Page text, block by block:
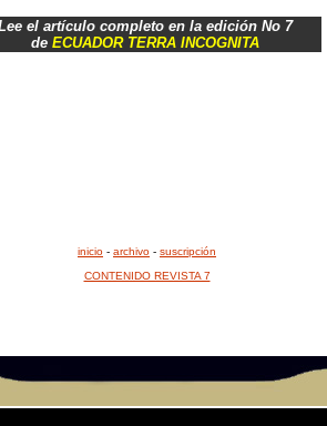
el artículo completo en la edición No 7
deECUADOR TERRA INCOGNITA
inicio - archivo - suscripción
CONTENIDO REVISTA 7